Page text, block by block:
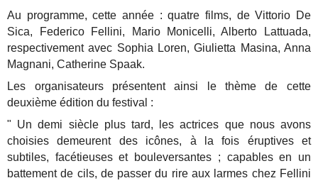
Au programme, cette année : quatre films, de Vittorio De
Sica, Federico Fellini, Mario Monicelli, Alberto Lattuada,
respectivement avec Sophia Loren, Giulietta Masina, Anna
Magnani, Catherine Spaak.
Les organisateurs présentent ainsi le thème de cette
deuxième édition du festival :
" Un demi siècle plus tard, les actrices que nous avons
choisies demeurent des icônes, à la fois éruptives et
subtiles, facétieuses et bouleversantes ; capables en un
battement de cils, de passer du rire aux larmes chez Fellini